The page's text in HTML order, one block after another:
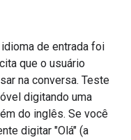
de entrada foi
que o usuário
na conversa. Teste
digitando uma
do inglês. Se você
digitar "Olá" (a